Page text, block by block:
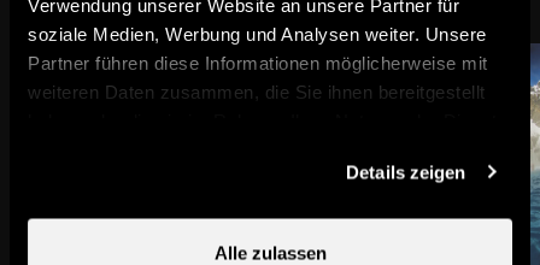
Verwendung unserer Website an unsere Partner für
soziale Medien, Werbung und Analysen weiter. Unsere
Partner führen diese Informationen möglicherweise mit
weiteren Daten zusammen, die Sie ihnen bereitgestellt
Details zeigen
Alle zulassen